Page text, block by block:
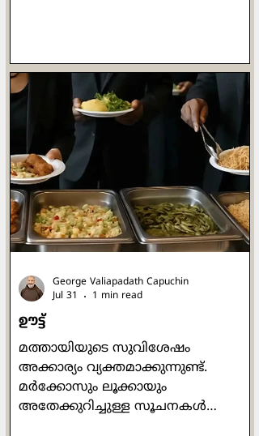
പാശ്ചാത്യ ആശ്രമ സന്ന്യാസത്തിന്റെ
പിതാവ് എന്നുകൂടി അറിയപ്പെടുന്ന വി.
ബെനഡിക്റ്റ്, ആശ്രമവാസികളായ
സന്ന്യാസികൾക്കായി ഒരു നിയമാവലി
എഴുതിയ ആളായിരുന്നു.
ബെനഡിക്റ്റൈൻ ജീവിതം
നയിക്കാനായി നിരവധി പേർ
മൂന്നോട്ടുവന്നു. അങ്ങനെ
യൂറോപ്പിന്റെ പല
ഊട്ട്
മത്തായിയുടെ സുവിശേഷം
അക്കാര്യം വ്യക്തമാക്കുന്നുണ്ട്.
മർക്കോസും ലൂക്കായും
അതേക്കുറിച്ചുള്ള സൂചനകൾ
George Valiapadath Capuchin
Jul 31
1 min read